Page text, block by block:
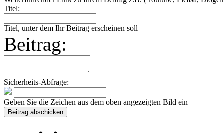
Titel:
Titel, unter dem Ihr Beitrag erscheinen soll
Beitrag:
Sicherheits-Abfrage:
Geben Sie die Zeichen aus dem oben angezeigten Bild ein